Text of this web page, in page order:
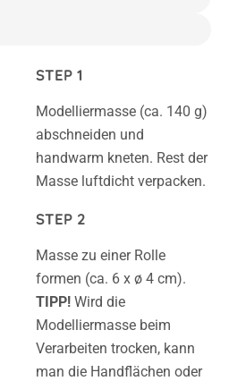
STEP 1
Modelliermasse (ca. 140 g)
abschneiden und
handwarm kneten. Rest der
Masse luftdicht verpacken.
STEP 2
Masse zu einer Rolle
formen (ca. 6 x ø 4 cm).
TIPP! Wird die
Modelliermasse beim
Verarbeiten trocken, kann
man die Handflächen oder